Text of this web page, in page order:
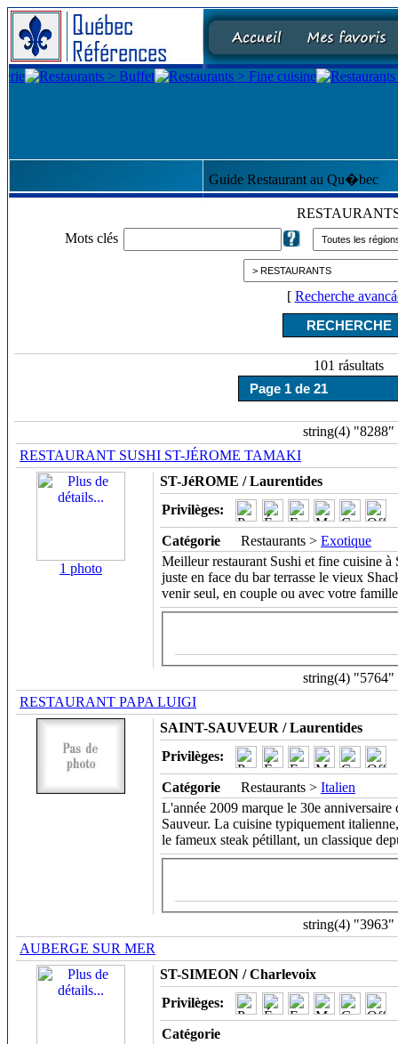
Guide Restaurant au Qu�bec
Mots clés
[ Recherche
101 rásultats
string(4) "8288"
RESTAURANT SUSHI ST-JÉROME TAMAKI
1 photo
ST-JéROME / Laurentides
Privilèges:
Catégorie Restaurants > Exotique
Meilleur restaurant Sushi et fine cuisine
juste en face du bar terrasse le vieux
venir seul, en couple ou avec votre
string(4) "5764"
RESTAURANT PAPA LUIGI
SAINT-SAUVEUR / Laurentides
Privilèges:
Catégorie Restaurants > Italien
L'année 2009 marque le 30e
Sauveur. La cuisine typiquement
le fameux steak pétillant, un classique
string(4) "3963"
AUBERGE SUR MER
ST-SIMEON / Charlevoix
Privilèges:
Catégorie